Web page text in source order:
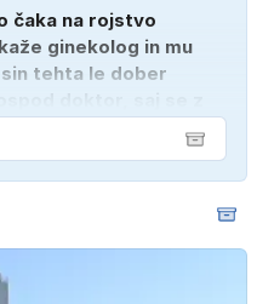
čaka na rojstvo
ginekolog in mu
tehta le dober
doktor, saj se z